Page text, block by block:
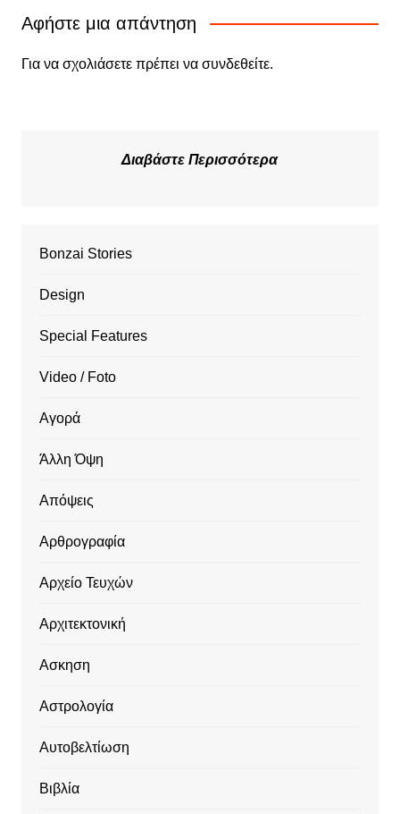
Αφήστε μια απάντηση
Για να σχολιάσετε πρέπει να συνδεθείτε.
Διαβάστε Περισσότερα
Bonzai Stories
Design
Special Features
Video / Foto
Αγορά
Άλλη Όψη
Απόψεις
Αρθρογραφία
Αρχείο Τευχών
Αρχιτεκτονική
Ασκηση
Αστρολογία
Αυτοβελτίωση
Βιβλία